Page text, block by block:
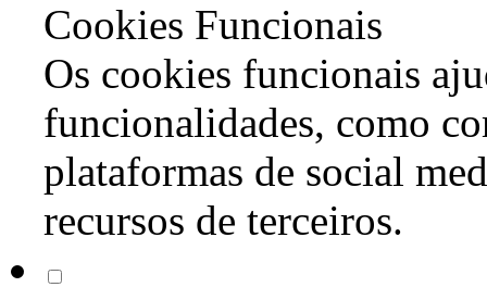
Cookies Funcionais
Os cookies funcionais
funcionalidades, como
plataformas de social
recursos de terceiros.